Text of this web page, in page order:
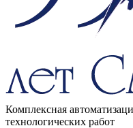
Комплексная
технологических работ